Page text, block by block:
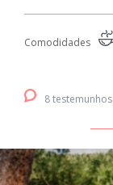
Comodidades
8 testemunhos